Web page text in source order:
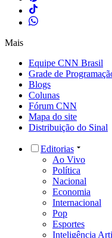
Mais
Equipe CNN Brasil
Grade de
Blogs
Colunas
Fórum CNN
Mapa do site
Distribuição do Sinal
Editorias
Ao Vivo
Política
Nacional
Economia
Internacional
Pop
Esportes
Inteligência